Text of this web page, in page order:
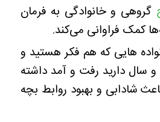
گروهی و خانوادگی به فرمان
کمک فراوانی می‌کند.
هایی که هم فکر هستید و
سال دارید رفت و آمد داشته
شادابی و بهبود روابط بچه